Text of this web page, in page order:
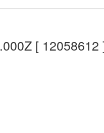
[ 12058612